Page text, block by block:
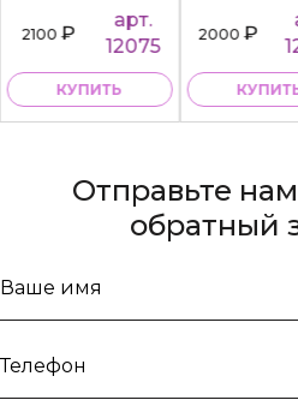
2100₽
арт.
12075
КУПИТЬ
2000₽
Отправьте
обратный
Ваше